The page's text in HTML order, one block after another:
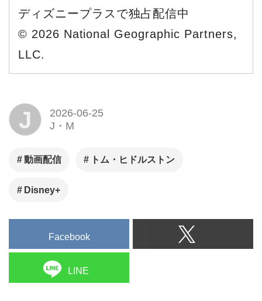
ディズニープラスで独占配信中
© 2026 National Geographic Partners,
LLC.
J
2026-06-25
J・M
動画配信 トム・ヒドルストン
Disney+
Facebook
LINE